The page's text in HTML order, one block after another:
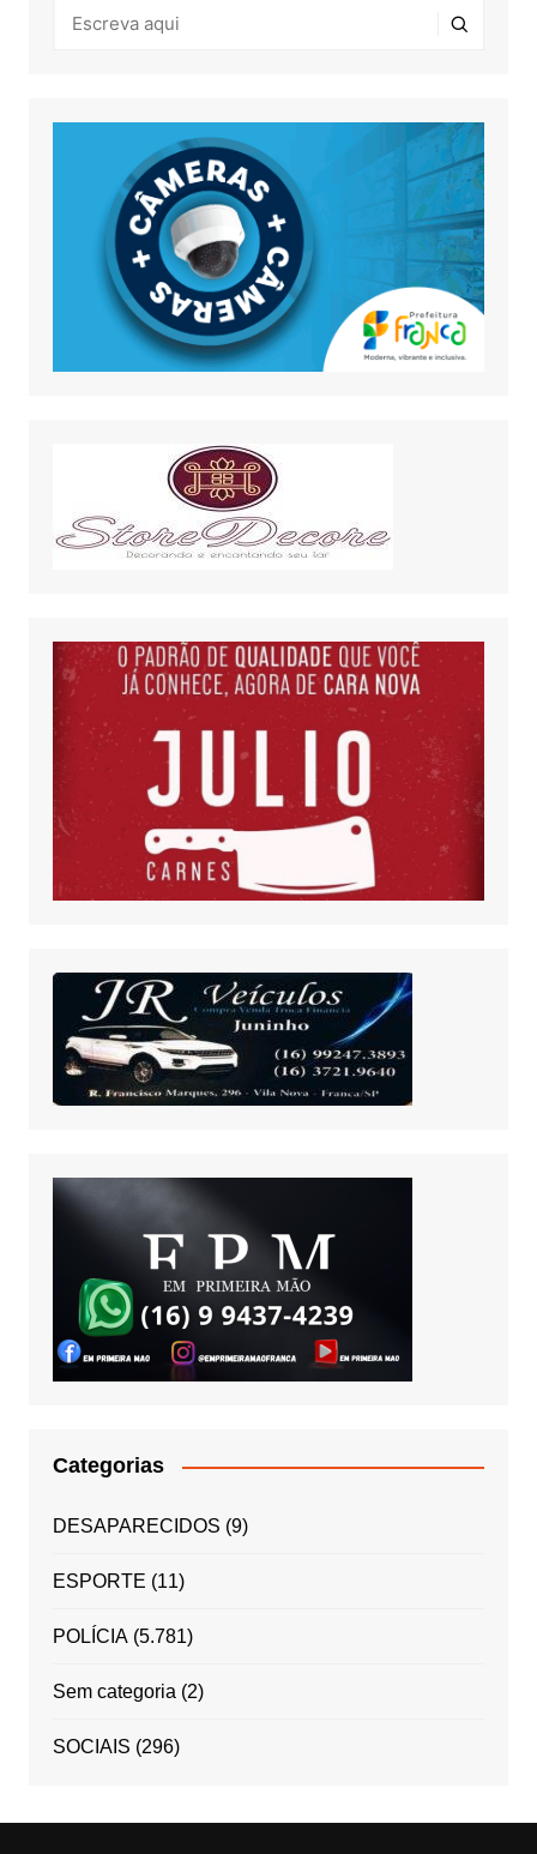
Categorias
DESAPARECIDOS (9)
ESPORTE (11)
POLÍCIA(5.781)
Sem categoria (2)
SOCIAIS (296)